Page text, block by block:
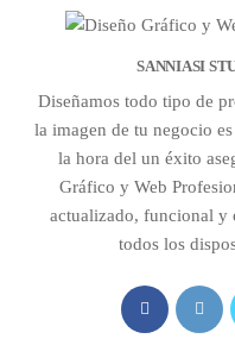
SANNIASI
Diseñamos todo tipo de
la imagen de tu negocio
la hora del un éxito
Gráfico y Web
actualizado, funcional y
todos los